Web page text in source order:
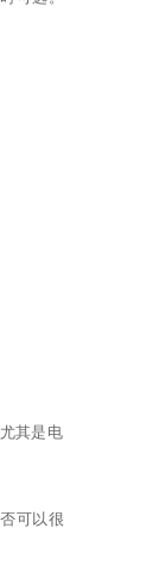
其是电
可以很